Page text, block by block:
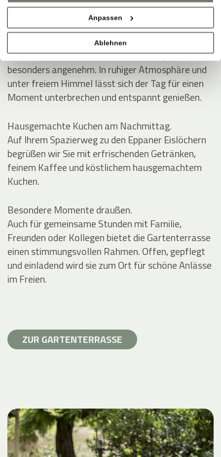
Anpassen
Ablehnen
GARTENTERRASSE IN EPPAN –
SCHATTEN, WEIN, GUTE GESPRÄCHE
Auf der Gartenterrasse wird die Mittagspause
besonders angenehm. In ruhiger Atmosphäre und
unter freiem Himmel lässt sich der Tag für einen
Moment unterbrechen und entspannt genießen.
Hausgemachte Kuchen am Nachmittag.
Auf Ihrem Spazierweg zu den Eppaner Eislöchern
begrüßen wir Sie mit erfrischenden Getränken,
feinem Kaffee und köstlichem hausgemachtem
Kuchen.
Besondere Momente draußen.
Auch für gemeinsame Stunden mit Familie,
Freunden oder Kollegen bietet die Gartenterrasse
einen stimmungsvollen Rahmen. Offen, gepflegt
und einladend wird sie zum Ort für schöne Anlässe
im Freien.
ZUR GARTENTERRASSE